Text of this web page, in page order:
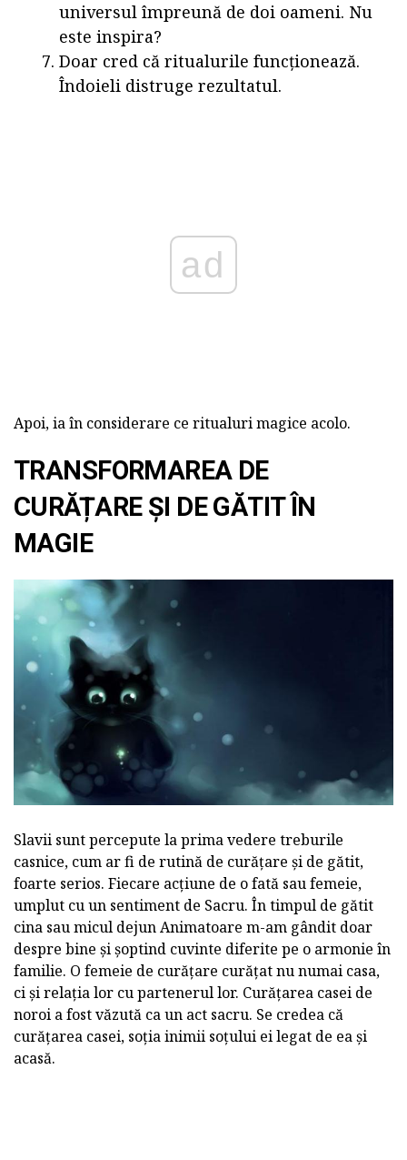
universul împreună de doi oameni. Nu
este inspira?
Doar cred că ritualurile funcționează.
Îndoieli distruge rezultatul.
ad
Apoi, ia în considerare ce ritualuri magice acolo.
TRANSFORMAREA DE
CURĂȚARE ȘI DE GĂTIT ÎN
MAGIE
Slavii sunt percepute la prima vedere treburile
casnice, cum ar fi de rutină de curățare și de gătit,
foarte serios. Fiecare acțiune de o fată sau femeie,
umplut cu un sentiment de Sacru. În timpul de gătit
cina sau micul dejun Animatoare m-am gândit doar
despre bine și șoptind cuvinte diferite pe o armonie în
familie. O femeie de curățare curățat nu numai casa,
ci și relația lor cu partenerul lor. Curățarea casei de
noroi a fost văzută ca un act sacru. Se credea că
curățarea casei, soția inimii soțului ei legat de ea și
acasă.